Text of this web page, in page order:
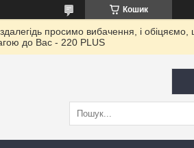
Кошик
просимо вибачення, і
до Ваc - 220 PLUS